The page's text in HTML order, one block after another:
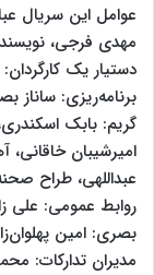
عوامل این سریال
مهدی فرجی،
دستیار یک
برنامه‌ریزی: ساناز
گریم: بابک
امیرشیبان
عبداللهی، طراح
روابط عمومی: علی
بصری: امین
مدیران تدارکات: